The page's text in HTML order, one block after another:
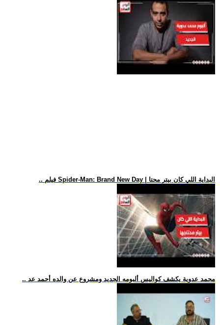
.. فيلم Spider-Man: Brand New Day | البداية اللي كان بيتر محتا
.. محمد عدوية يكشف كواليس ألبومه الجديد ومشروع عن والده أحمد عد